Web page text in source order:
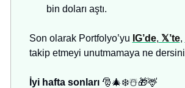
bin doları aştı.
Son olarak Portfolyo’yu IG’de, 𝕏’te,
takip etmeyi unutmamaya ne
İyi hafta sonları 🎅🎄❄️☃️🎁🦌